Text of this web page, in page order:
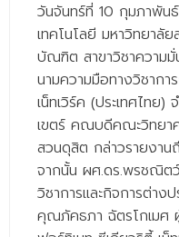
- ศึกษาศาสตรบัณฑิต
- - วิทยาศาสตร์ทั่วไป
- เทคโนโลยีบัณฑิต
- - เทคโนโลยีสารสนเทศ
ศูนย์บริการ
- ศูนย์เครื่องมือปฏิบัติการวิท
วันจันทร์ที่ 10 กุมภาพัน
เทคโนโลยี มหาวิทยาลั
บัณฑิต สาขาวิชาความ
นามความมือทางวิชาก
เน็ทเวิร์ค (ประเทศไทย
เขตร์ คณบดีคณะวิทยาศ
สวนดุสิต กล่าวรายงาน
จากนั้น ผศ.ดร.พรชณิต
วิชาการและกิจการต่าง
คุณภัคธภา ฉัตรโกเมศ